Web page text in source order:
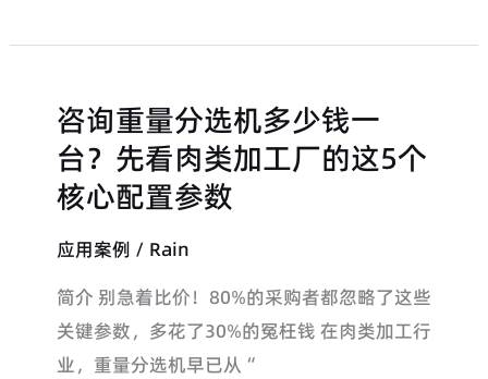
智
分
选
机
与
食
品
X
光
咨询重量分选机多少钱一
台？先看肉类加工厂的这5个
核心配置参数
应用案例 / Rain
简介 别急着比价！80%的采购者都忽略了这些
关键参数，多花了30%的冤枉钱 在肉类加工行
业，重量分选机早已从“
咨
询
重
量
分
选
机
多